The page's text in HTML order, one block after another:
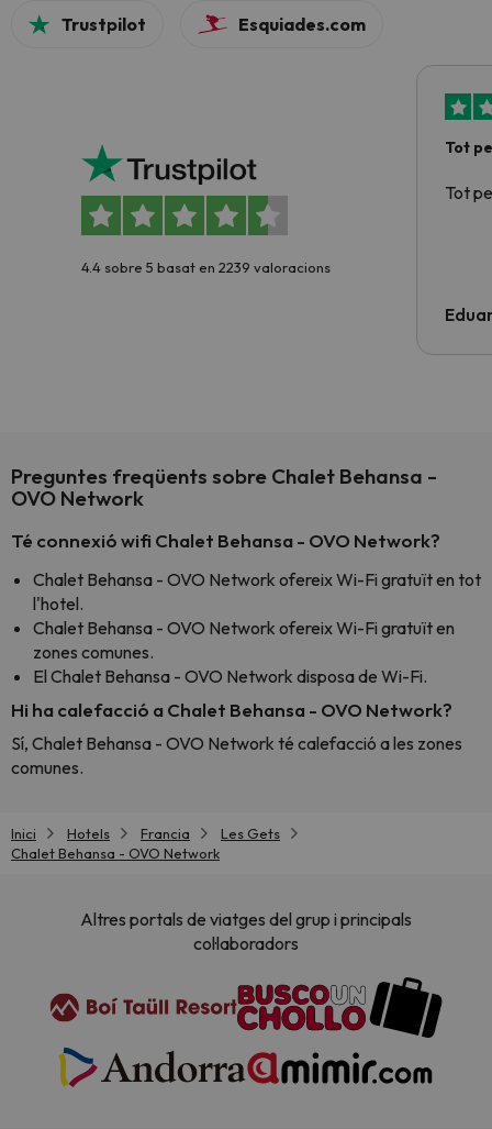
Trustpilot Esquiades.com
4.4 sobre 5 basat en 2239 valoracions
Tot
Tot
Preguntes freqüents sobre Chalet Behansa -
OVO Network
Té connexió wifi Chalet Behansa - OVO Network?
Chalet Behansa - OVO Network ofereix Wi-Fi gratuït en tot
l'hotel.
Chalet Behansa - OVO Network ofereix Wi-Fi gratuït en
zones comunes.
El Chalet Behansa - OVO Network disposa de Wi-Fi.
Hi ha calefacció a Chalet Behansa - OVO Network?
Sí, Chalet Behansa - OVO Network té calefacció a les zones
comunes.
Inici Hotels Francia
Les Gets
Chalet Behansa - OVO Network
Altres portals de viatges del grup i principals
col·laboradors